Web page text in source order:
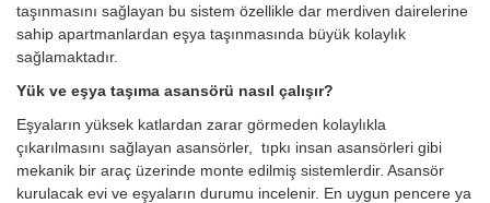
taşınmasını sağlayan bu sistem özellikle dar merdiven dairelerine
sahip apartmanlardan eşya taşınmasında büyük kolaylık
sağlamaktadır.
Yük ve eşya taşıma asansörü nasıl çalışır?
Eşyaların yüksek katlardan zarar görmeden kolaylıkla
çıkarılmasını sağlayan asansörler, tıpkı insan asansörleri gibi
mekanik bir araç üzerinde monte edilmiş sistemlerdir. Asansör
kurulacak evi ve eşyaların durumu incelenir. En uygun pencere ya